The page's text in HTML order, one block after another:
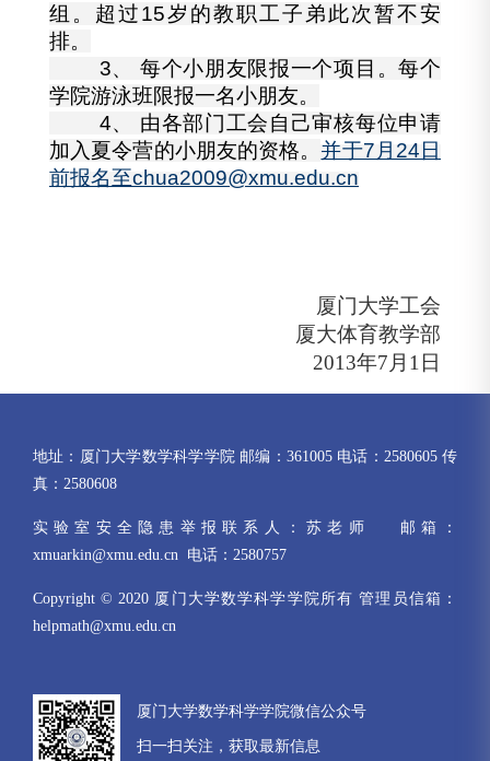
组。超过15岁的教职工子弟此次暂不安
排。
3、 每个小朋友限报一个项目。每个
学院游泳班限报一名小朋友。
4、 由各部门工会自己审核每位申请
加入夏令营的小朋友的资格。 并于7月24日
前报名至chua2009@xmu.edu.cn
厦门大学工会
厦大体育教学部
2013年7月 1 日
地址：厦门大学数学科学学院 邮编：361005 电话：2580605 传
真：2580608
实验室安全隐患举报联系人：苏老师 邮箱：
xmuarkin@xmu.edu.cn 电话：2580757
Copyright © 2020 厦门大学数学科学学院所有 管理员信箱：
helpmath@xmu.edu.cn
厦门大学数学科学学院微信公众号
扫一扫关注，获取最新信息